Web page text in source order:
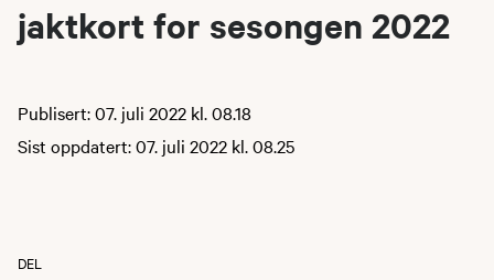
jaktkort for sesongen 2022
Publisert: 07. juli 2022 kl. 08.18
Sist oppdatert: 07. juli 2022 kl. 08.25
DEL